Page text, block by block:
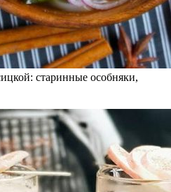
старинные особняки,